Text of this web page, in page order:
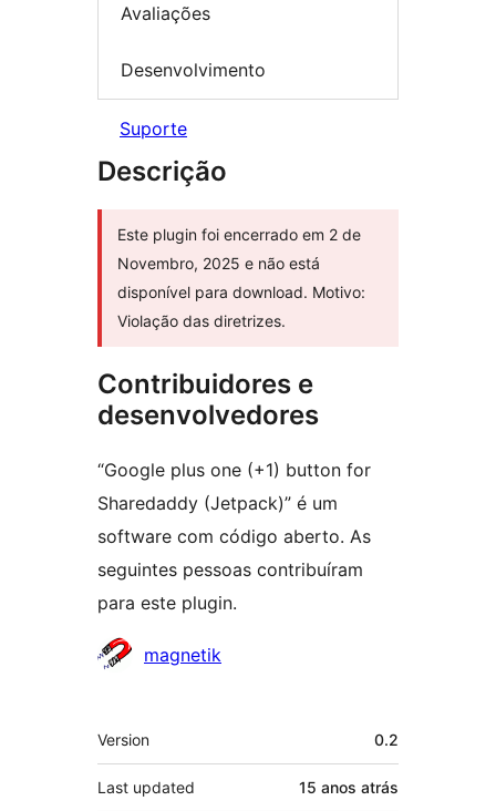
Avaliações
Desenvolvimento
Suporte
Descrição
Este plugin foi encerrado em 2 de
Novembro, 2025 e não está
disponível para download. Motivo:
Violação das diretrizes.
Contribuidores e
desenvolvedores
“Google plus one (+1) button for
Sharedaddy (Jetpack)” é um
software com código aberto. As
seguintes pessoas contribuíram
para este plugin.
Contribuidores
magnetik
Meta
Version 0.2
Last updated 15 anos atrás